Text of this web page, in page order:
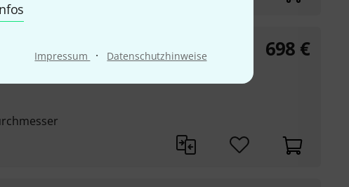
Impressum · Datenschutzhinweise 698 €